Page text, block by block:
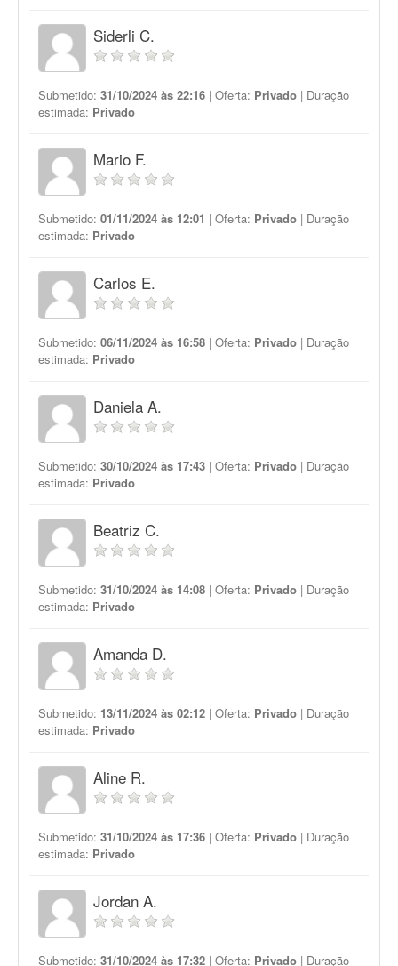
Siderli C.
Submetido: 31/10/2024 às 22:16 | Oferta: Privado | Duração
estimada: Privado
Mario F.
Submetido: 01/11/2024 às 12:01 | Oferta: Privado | Duração
estimada: Privado
Carlos E.
Submetido: 06/11/2024 às 16:58 | Oferta: Privado | Duração
estimada: Privado
Daniela A.
Submetido: 30/10/2024 às 17:43 | Oferta: Privado | Duração
estimada: Privado
Beatriz C.
Submetido: 31/10/2024 às 14:08 | Oferta: Privado | Duração
estimada: Privado
Amanda D.
Submetido: 13/11/2024 às 02:12 | Oferta: Privado | Duração
estimada: Privado
Aline R.
Submetido: 31/10/2024 às 17:36 | Oferta: Privado | Duração
estimada: Privado
Jordan A.
Submetido: 31/10/2024 às 17:32 | Oferta: Privado | Duração